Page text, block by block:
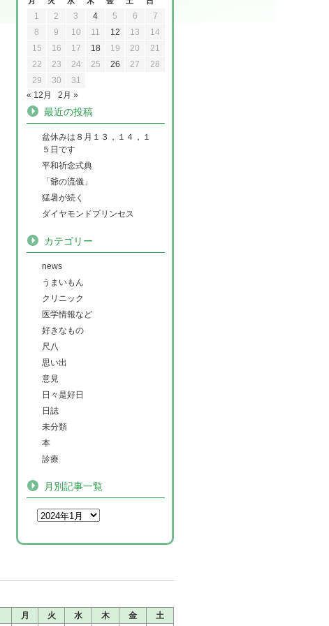
1 2 3 4 5 6
7
8
9 10 11 12 13
14
15
16 17 18 19 20
21
22
23 24 25 26 27
28
29
30
31
« 12月
2月 »
最近の投稿
盆休みは８月１３，１４，１
５日です
平和祈念式典
「爺の流儀」
猛暑が続く
ダイヤモンドプリンセス
カテゴリー
news
うまいもん
クリニック
医学情報など
好きなもの
尺八
思い出
意見
日々是好日
日誌
未分類
本
診療
月別記事一覧
月
火 水 木 金 土